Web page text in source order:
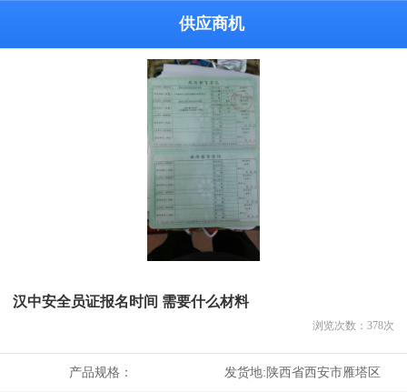
供应商机
汉中安全员证报名时间 需要什么材料
浏览次数： 378次
产品规格： 发货地:陕西省西安市雁塔区